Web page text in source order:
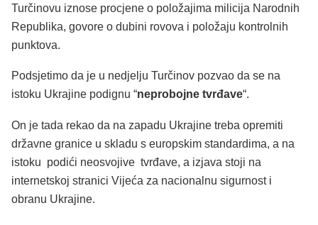
Turčinovu iznose procjene o položajima milicija Narodnih
Republika, govore o dubini rovova i položaju kontrolnih
punktova.
Podsjetimo da je u nedjelju Turčinov pozvao da se na
istoku Ukrajine podignu “neprobojne tvrđave“.
On je tada rekao da na zapadu Ukrajine treba opremiti
državne granice u skladu s europskim standardima, a na
istoku podići neosvojive tvrđave, a izjava stoji na
internetskoj stranici Vijeća za nacionalnu sigurnost i
obranu Ukrajine.